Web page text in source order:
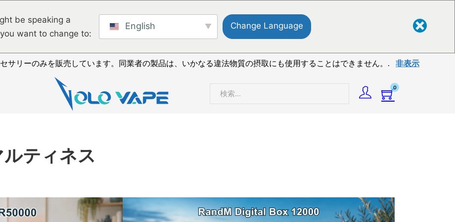
be speaking a
want to change to:
English Change Language
サリーのみを販売しています。同業者の製品は、いかなる違法物質の摂取にも使用することはできません。. 非表示
検索
0
ティネス